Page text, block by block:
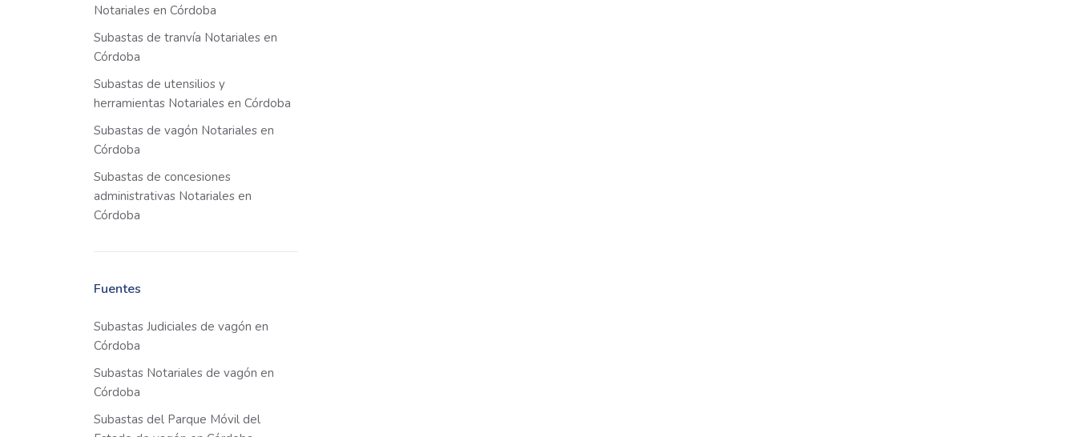
Notariales en Córdoba
Subastas de tranvía Notariales en
Córdoba
Subastas de utensilios y
herramientas Notariales en Córdoba
Subastas de vagón Notariales en
Córdoba
Subastas de concesiones
administrativas Notariales en
Córdoba
Fuentes
Subastas Judiciales de vagón en
Córdoba
Subastas Notariales de vagón en
Córdoba
Subastas del Parque Móvil del